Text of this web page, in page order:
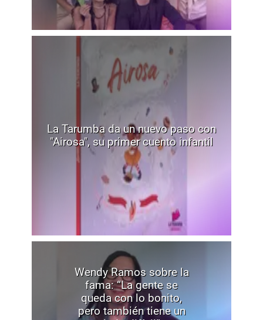
La Tarumba da un nuevo paso con
"Airosa", su primer cuento infantil
Wendy Ramos sobre la
fama: “La gente se
queda con lo bonito,
pero también tiene un